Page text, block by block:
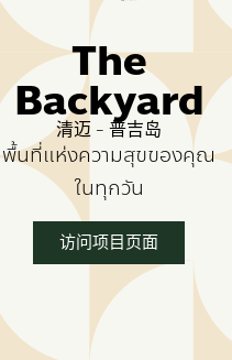
The
Backyard
清迈 - 普吉岛
พื้นที่แห่งความสุขของคุณ
ในทุกวัน
访问项目页面